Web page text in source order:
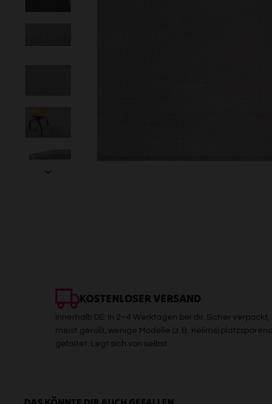
KOSTENLOSER VERSAND
Innerhalb DE: In 2–4 Werktagen bei dir. Sicher verpackt,
meist gerollt, wenige Modelle (z. B. Kelims) platzsparend
gefaltet. Legt sich von selbst